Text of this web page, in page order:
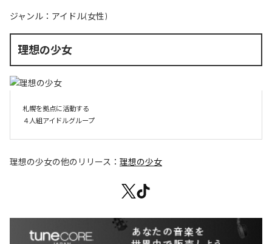
ジャンル： アイドル(女性)
理想の少女
札幌を拠点に活動する
４人組アイドルグループ
理想の少女の他のリリース： 理想の少女